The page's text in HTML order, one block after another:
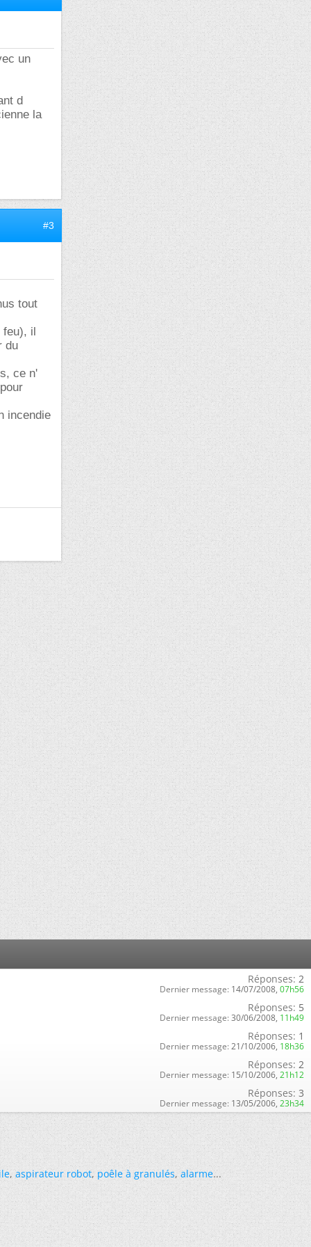
un
d
la
#3
tout
feu), il
du
ce n'
incendie
Réponses: 2
Dernier message: 14/07/2008, 07h56
Réponses: 5
Dernier message: 30/06/2008, 11h49
Réponses: 1
Dernier message: 21/10/2006, 18h36
Réponses: 2
Dernier message: 15/10/2006, 21h12
Réponses: 3
Dernier message: 13/05/2006, 23h34
,aspirateur robot,poêle à granulés,alarme...